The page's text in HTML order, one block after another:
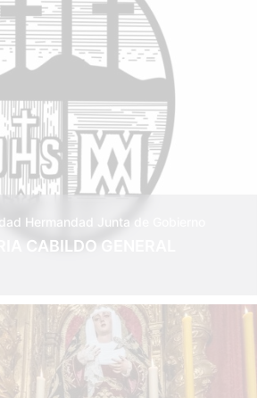
Hermandad Junta de Gobierno
CABILDO GENERAL